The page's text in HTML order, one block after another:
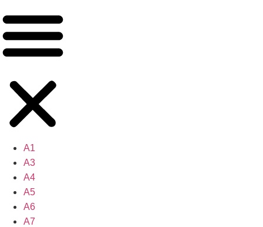
A1
A3
A4
A5
A6
A7